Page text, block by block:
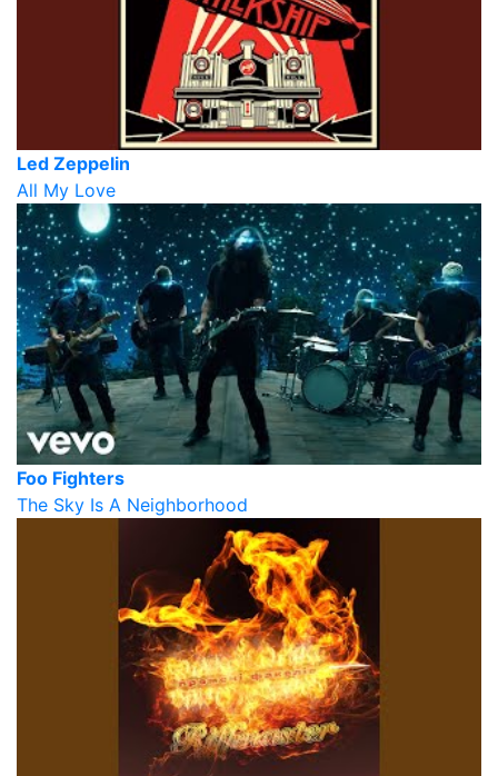
Led Zeppelin
All My Love
Foo Fighters
The Sky Is A Neighborhood